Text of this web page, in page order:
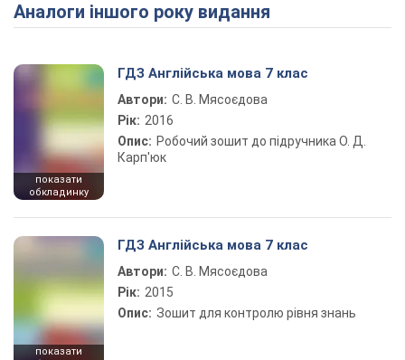
Play Video
Аналоги іншого року видання
показати
обкладинку
ГДЗ Англійська мова 7 клас
Автори: С. В. Мясоєдова
Рік: 2016
Опис: Робочий зошит до підручника О. Д.
Карп'юк
показати
ГДЗ Англійська мова 7 клас
Автори: С. В. Мясоєдова
Рік: 2015
Опис: Зошит для контролю рівня знань